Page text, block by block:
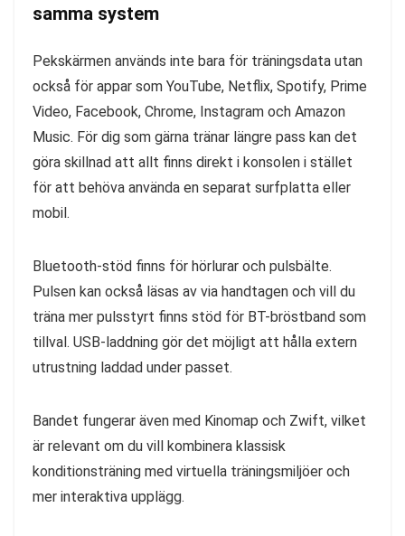
samma system
Pekskärmen används inte bara för träningsdata utan
också för appar som YouTube, Netflix, Spotify, Prime
Video, Facebook, Chrome, Instagram och Amazon
Music. För dig som gärna tränar längre pass kan det
göra skillnad att allt finns direkt i konsolen i stället
för att behöva använda en separat surfplatta eller
mobil.
Bluetooth-stöd finns för hörlurar och pulsbälte.
Pulsen kan också läsas av via handtagen och vill du
träna mer pulsstyrt finns stöd för BT-bröstband som
tillval. USB-laddning gör det möjligt att hålla extern
utrustning laddad under passet.
Bandet fungerar även med Kinomap och Zwift, vilket
är relevant om du vill kombinera klassisk
konditionsträning med virtuella träningsmiljöer och
mer interaktiva upplägg.